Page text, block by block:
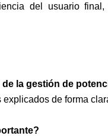
del usuario
la gestión de
de forma